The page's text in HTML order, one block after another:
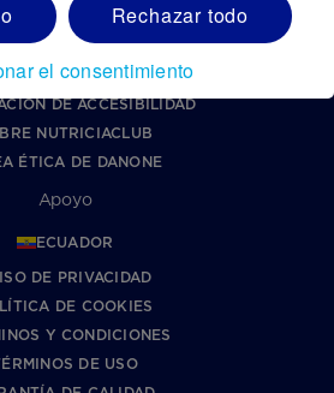
HECHA NUTRILON?
DE NUTRICIA
REGISTRO
DE ACCESIBILIDAD
NUTRICIACLUB
ÉTICA DE DANONE
Apoyo
ECUADOR
DE PRIVACIDAD
DE COOKIES
Y CONDICIONES
DE USO
Rechazar todo
el consentimiento